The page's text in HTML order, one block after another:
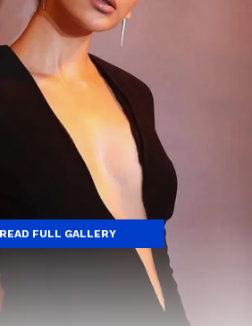
FULL GALLERY